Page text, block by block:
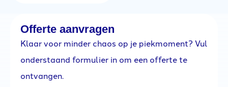
Offerte aanvragen
Klaar voor minder chaos op je piekmoment? Vul
onderstaand formulier in om een offerte te
ontvangen.